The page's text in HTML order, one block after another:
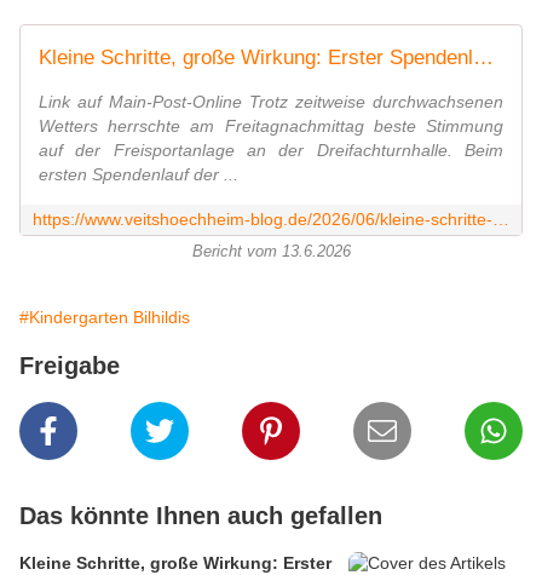
Kleine Schritte, große Wirkung: Erster Spendenlauf der Veitshöchheimer Bilhildis-Kita ein voller Erfolg - Veitshöchheim News
Link auf Main-Post-Online Trotz zeitweise durchwachsenen
Wetters herrschte am Freitagnachmittag beste Stimmung
auf der Freisportanlage an der Dreifachturnhalle. Beim
ersten Spendenlauf der ...
Bericht vom 13.6.2026
#Kindergarten Bilhildis
Freigabe
Das könnte Ihnen auch gefallen
Kleine Schritte, große Wirkung: Erster